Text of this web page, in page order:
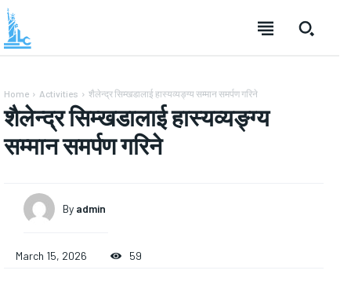
Home Activities शैलेन्द्र सिम्खडालाई हास्यव्यङ्ग्य सम्मान समर्पण गरिने
शैलेन्द्र सिम्खडालाई हास्यव्यङ्ग्य
सम्मान समर्पण गरिने
By admin
March 15, 2026 59